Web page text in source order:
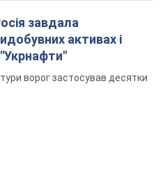
завдала
активах і
ворог застосував десятки